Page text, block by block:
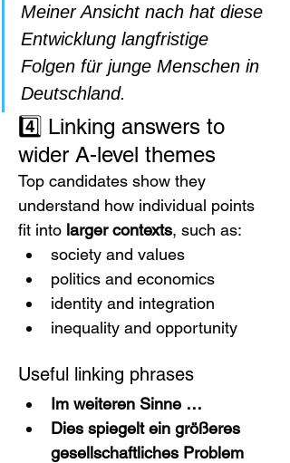
Meiner Ansicht nach hat diese
Entwicklung langfristige
Folgen für junge Menschen in
Deutschland.
4️⃣ Linking answers to
wider A-level themes
Top candidates show they
understand how individual points
fit into larger contexts, such as:
society and values
politics and economics
identity and integration
inequality and opportunity
Useful linking phrases
Im weiteren Sinne …
Dies spiegelt ein größeres
gesellschaftliches Problem